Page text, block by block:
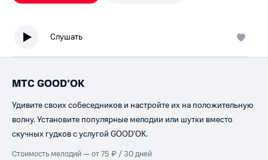
Слушать
МТС GOOD’OK
Удивите своих собеседников и настройте их на положительную
волну. Установите популярные мелодии или шутки вместо
скучных гудков с услугой GOOD’OK.
Стоимость мелодий — от 75 ₽ / 30 дней